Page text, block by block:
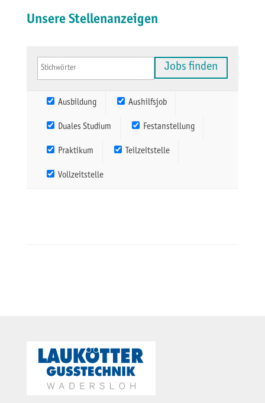
Unsere Stellenanzeigen
Ausbildung Aushilfsjob
Duales Studium Festanstellung
Praktikum Teilzeitstelle
Vollzeitstelle